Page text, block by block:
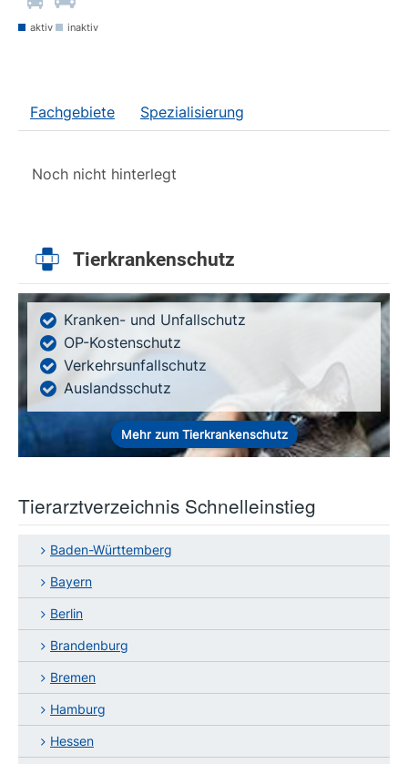
aktiv inaktiv
Fachgebiete Spezialisierung
Noch nicht hinterlegt
Tierkrankenschutz
Kranken- und Unfallschutz
OP-Kostenschutz
Verkehrsunfallschutz
Auslandsschutz
Mehr zum Tierkrankenschutz
Tierarztverzeichnis Schnelleinstieg
Baden-Württemberg
Bayern
Berlin
Brandenburg
Bremen
Hamburg
Hessen